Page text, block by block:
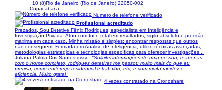
10 (8)Rio de Janeiro (Rio de Janeiro) 22050-002
Copacabana
Número de telefone verificado
Profissional acreditado
Prezados, Sou Detetive Fênix Rodrigues, especialista em Inteligência e
Investigação Privada. Atuo com foco total em resultados, sigilo absoluto e precisão
máxima em cada caso. Minha missão é simples: encontrar respostas que outros
não conseguem. Formada em Análise de Inteligência, utilizo técnicas avançadas,
metodologias estratégicas e tecnologias específicas para oferecer investigações...
Juliana Palma Dos Santos disse: "Solicitei informações de uma pessoa, e apenas
com o nome completo, rodrigues detetives me passou muito mais do que eu
precisa, como endereço residencial e trabalho, etc, e com muita rapidez e
eficiencia. Muito grata!"
4 vezes contratado na Cronoshare